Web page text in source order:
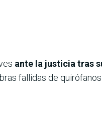
ante la justicia tras
fallidas de